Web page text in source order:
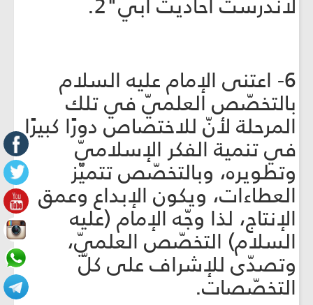
6- اعتنى الإمام عليه السلام
بالتخصّص العلميّ في تلك
المرحلة لأنّ للاختصاص دورًا كبيرًا
في تنمية الفكر الإسلاميّ
وتطويره، وبالتخصّص تتميّز
العطاءات، ويكون الإبداع وعمق
الإنتاج، لذا وجّه الإمام (عليه
السلام) التخصّص العلميّ،
وتصدّى للإشراف على كلّ
التخصّصات.